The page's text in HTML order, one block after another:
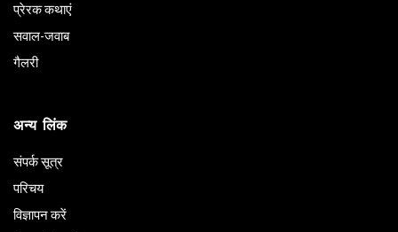
प्रेरक कथाएं
सवाल-जवाब
गैलरी
अन्य लिंक
संपर्क सूत्र
परिचय
विज्ञापन करें